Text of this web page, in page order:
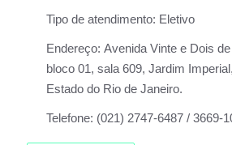
Tipo de atendimento: Eletivo
Endereço: Avenida Vinte e Dois
bloco 01, sala 609, Jardim
Estado do Rio de Janeiro.
Telefone: (021) 2747-6487 / 3669-